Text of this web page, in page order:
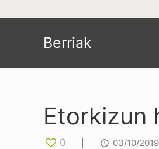
Berriak
Etorkizun
0 03/10/2019